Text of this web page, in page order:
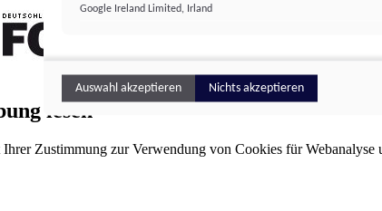
FONDS professionell
lesen
Zustimmung zur Verwendung von Cookies für Webanalyse
Google Ireland Limited, Irland
Auswahl akzeptieren Nichts akzeptieren